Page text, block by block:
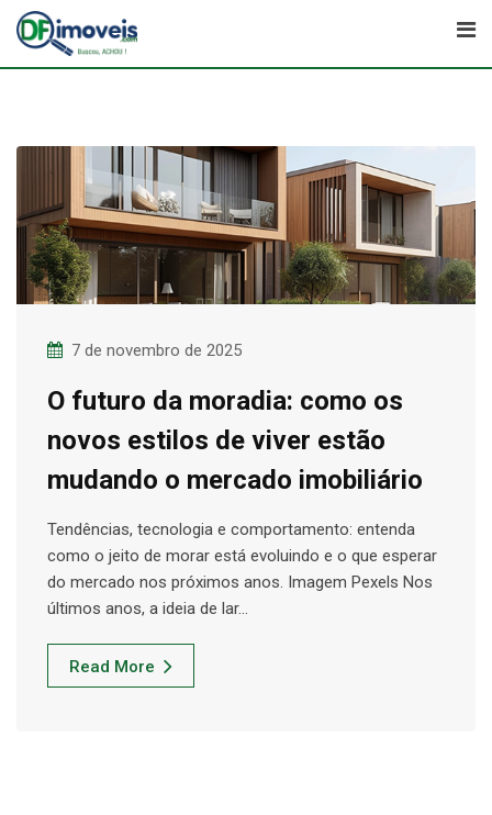
Skip
content
7 de novembro de 2025
O futuro da moradia: como os
novos estilos de viver estão
mudando o mercado imobiliário
Tendências, tecnologia e comportamento: entenda
como o jeito de morar está evoluindo e o que esperar
do mercado nos próximos anos. Imagem Pexels Nos
últimos anos, a ideia de lar…
Read More